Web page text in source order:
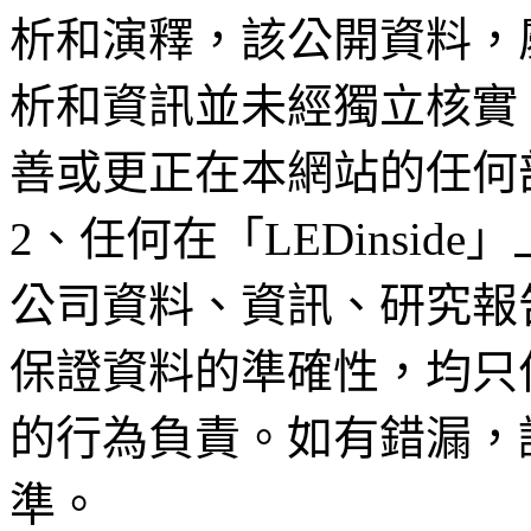
析和演釋，該公開資料
析和資訊並未經獨立核
善或更正在本網站的任
2、任何在「LEDinside
公司資料、資訊、研究
保證資料的準確性，均
的行為負責。如有錯漏
準。